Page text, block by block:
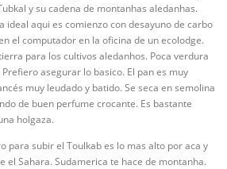
y su cadena de montanhas aledanhas.
ideal aqui es comienzo con desayuno de carbo
el computador en la oficina de un ecolodge.
para los cultivos aledanhos. Poca verdura
asegurar lo basico. El pan es muy
muy leudado y batido. Se seca en semolina
de buen perfume crocante. Es bastante
holgaza.
para subir el Toulkab es lo mas alto por aca y
el Sahara. Sudamerica te hace de montanha.